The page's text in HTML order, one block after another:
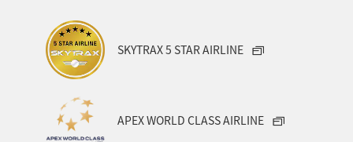
SKYTRAX 5 STAR AIRLINE
APEX WORLD CLASS AIRLINE